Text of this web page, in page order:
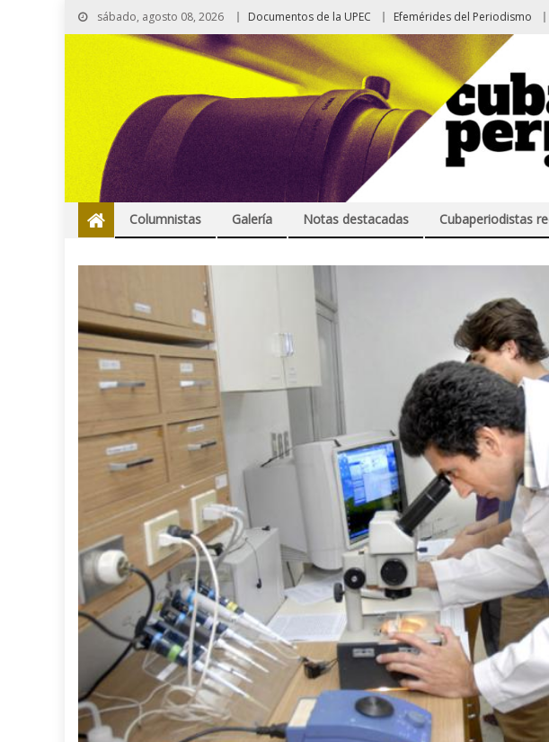
sábado, agosto 08, 2026 Documentos de la UPEC Efemérides del Periodismo
Columnistas Galería Notas destacadas Cubaperiodistas